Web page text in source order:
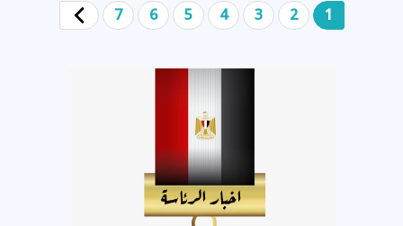
1
2
3
4
5
6
7